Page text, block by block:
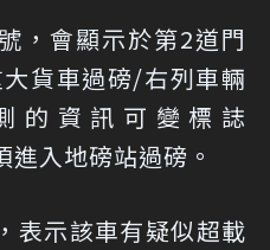
，會顯示於第2道門
貨車過磅/右列車輛
的資訊可變標誌
進入地磅站過磅。
表示該車有疑似超載